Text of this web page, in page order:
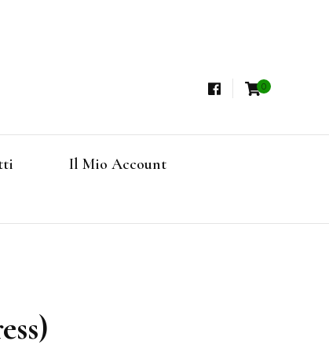
Terapeutiche Esclusive, Tè Pregiati
0
Il Mio Account